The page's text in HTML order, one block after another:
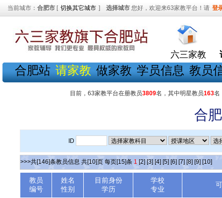
当前城市： 合肥市 [ 切换其它城市 ] 选择城市 您好，欢迎来63家教平台！请 登
六三家教
合肥站 请家教 做家教 学员信息 教员
目前，63家教平台在册教员3809名，其中明星教员163名
合
ID
>>>共[146]条教员信息 共[10]页 每页[15]条 1 [2] [3] [4] [5] [6] [7] [8] [9] [10]
教员
编号
姓名
性别
目前身份
学历
学校
专业